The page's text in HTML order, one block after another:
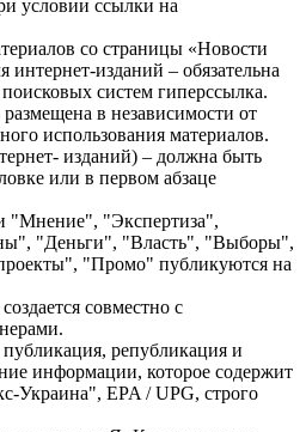
условии ссылки на
со страницы «Новости
изданий – обязательна
систем гиперссылка.
в независимости от
использования материалов.
изданий) – должна быть
или в первом абзаце
"Мнение", "Экспертиза",
"Деньги", "Власть", "Выборы",
"Промо" публикуются на
совместно с
републикация и
информации, которое содержит
Украина", EPA / UPG, строго